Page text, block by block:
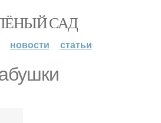
САД
новости статьи